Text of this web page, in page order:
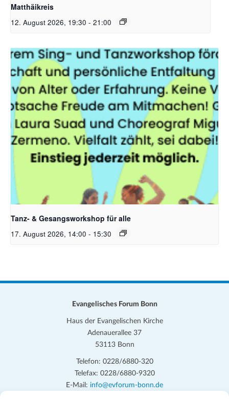
Matthäikreis
12. August 2026, 19:30 - 21:00
Tanz- & Gesangsworkshop für alle
17. August 2026, 14:00 - 15:30
Evangelisches Forum Bonn
Haus der Evangelischen Kirche
Adenauerallee 37
53113 Bonn
Telefon: 0228/6880-320
Telefax: 0228/6880-9320
E-Mail: info@evforum-bonn.de